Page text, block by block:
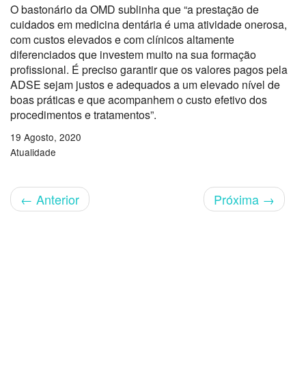
O bastonário da OMD sublinha que “a prestação de
cuidados em medicina dentária é uma atividade onerosa,
com custos elevados e com clínicos altamente
diferenciados que investem muito na sua formação
profissional. É preciso garantir que os valores pagos pela
ADSE sejam justos e adequados a um elevado nível de
boas práticas e que acompanhem o custo efetivo dos
procedimentos e tratamentos”.
19 Agosto, 2020
Atualidade
← Anterior Próxima →